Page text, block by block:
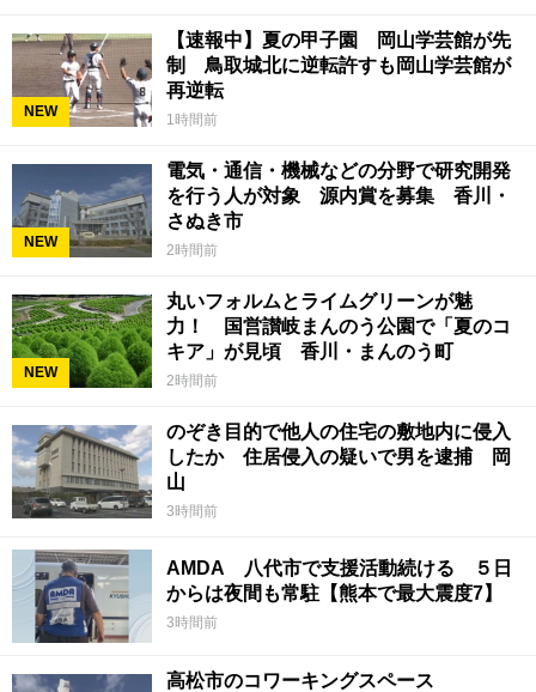
NEW
【速報中】夏の甲子園 岡山学芸館が先
制 鳥取城北に逆転許すも岡山学芸館が
再逆転
1時間前
NEW
電気・通信・機械などの分野で研究開発
を行う人が対象 源内賞を募集 香川・
さぬき市
2時間前
NEW
丸いフォルムとライムグリーンが魅
力！ 国営讃岐まんのう公園で「夏のコ
キア」が見頃 香川・まんのう町
2時間前
のぞき目的で他人の住宅の敷地内に侵入
したか 住居侵入の疑いで男を逮捕 岡
山
3時間前
AMDA 八代市で支援活動続ける ５日
からは夜間も常駐【熊本で最大震度7】
3時間前
高松市のコワーキングスペース